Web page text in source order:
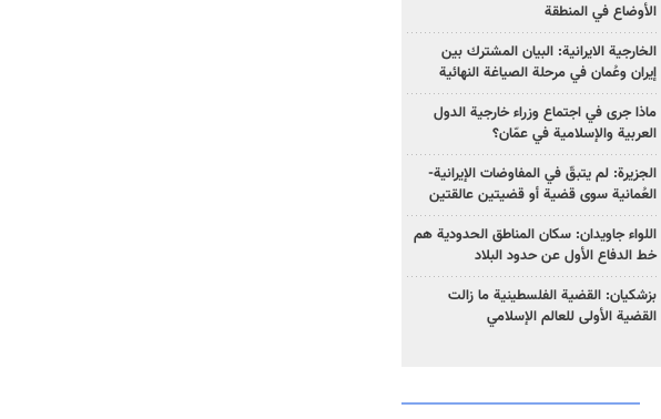
الأوضاع في المنطقة
الخارجية الايرانية: البيان المشترك بين
إيران وعُمان في مرحلة الصياغة النهائية
ماذا جرى في اجتماع وزراء خارجية الدول
العربية والإسلامية في عمّان؟
الجزيرة: لم يتبقّ في المفاوضات الإيرانية-
العُمانية سوى قضية أو قضيتين عالقتين
اللواء جاويدان: سكان المناطق الحدودية هم
خط الدفاع الأول عن حدود البلاد
بزشكيان: القضية الفلسطينية ما زالت
القضية الأولى للعالم الإسلامي